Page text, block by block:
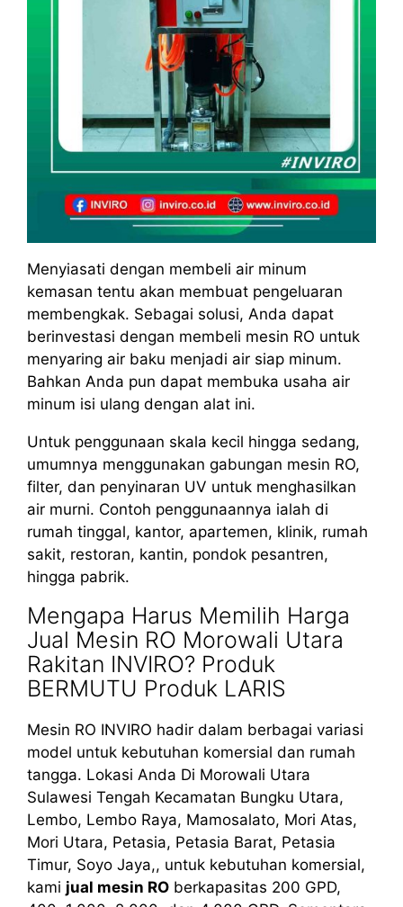
Menyiasati dengan membeli air minum
kemasan tentu akan membuat pengeluaran
membengkak. Sebagai solusi, Anda dapat
berinvestasi dengan membeli mesin RO untuk
menyaring air baku menjadi air siap minum.
Bahkan Anda pun dapat membuka usaha air
minum isi ulang dengan alat ini.
Untuk penggunaan skala kecil hingga sedang,
umumnya menggunakan gabungan mesin RO,
filter, dan penyinaran UV untuk menghasilkan
air murni. Contoh penggunaannya ialah di
rumah tinggal, kantor, apartemen, klinik, rumah
sakit, restoran, kantin, pondok pesantren,
hingga pabrik.
Mengapa Harus Memilih Harga
Jual Mesin RO Morowali Utara
Rakitan INVIRO? Produk
BERMUTU Produk LARIS
Mesin RO INVIRO hadir dalam berbagai variasi
model untuk kebutuhan komersial dan rumah
tangga. Lokasi Anda Di Morowali Utara
Sulawesi Tengah Kecamatan Bungku Utara,
Lembo, Lembo Raya, Mamosalato, Mori Atas,
Mori Utara, Petasia, Petasia Barat, Petasia
Timur, Soyo Jaya,, untuk kebutuhan komersial,
kami jual mesin RO berkapasitas 200 GPD,